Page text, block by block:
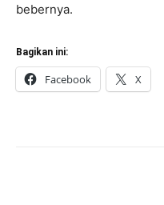
bebernya.
Bagikan ini:
Facebook X